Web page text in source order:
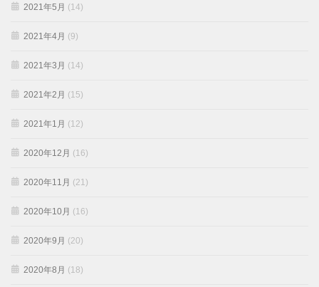
2021年5月 (14)
2021年4月 (9)
2021年3月 (14)
2021年2月 (15)
2021年1月 (12)
2020年12月 (16)
2020年11月 (21)
2020年10月 (16)
2020年9月 (20)
2020年8月 (18)